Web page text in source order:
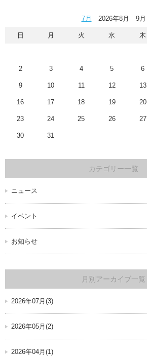
7月 2026年8月 9月
日 月 火 水 木
2 3 4 5 6
9 10 11 12 13
16 17 18 19 20
23 24 25 26 27
30 31
カテゴリー一覧
ニュース
イベント
お知らせ
月別アーカイブ一覧
2026年07月(3)
2026年05月(2)
2026年04月(1)